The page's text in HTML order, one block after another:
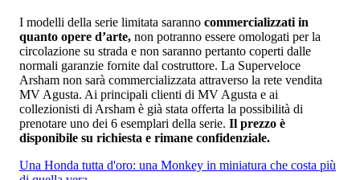
I modelli della serie limitata saranno commercializzati in
quanto opere d’arte, non potranno essere omologati per la
circolazione su strada e non saranno pertanto coperti dalle
normali garanzie fornite dal costruttore. La Superveloce
Arsham non sarà commercializzata attraverso la rete vendita
MV Agusta. Ai principali clienti di MV Agusta e ai
collezionisti di Arsham è già stata offerta la possibilità di
prenotare uno dei 6 esemplari della serie. Il prezzo è
disponibile su richiesta e rimane confidenziale.
Una Honda tutta d'oro: una Monkey in miniatura che costa più